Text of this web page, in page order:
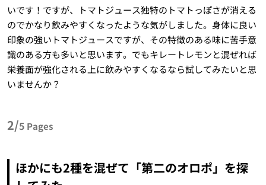
いです！ですが、トマトジュース独特のトマトっぽさが消える
のでかなり飲みやすくなったような気がしました。身体に良い
印象の強いトマトジュースですが、その特徴のある味に苦手意
識のある方も多いと思います。でもキレートレモンと混ぜれば
栄養面が強化される上に飲みやすくなるなら試してみたいと思
いませんか？
2/5 Pages
ほかにも2種を混ぜて「第二のオロポ」を探